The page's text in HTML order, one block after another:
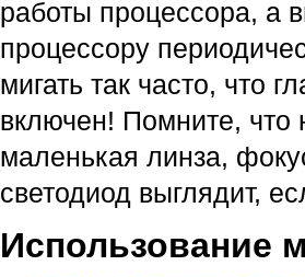
работы процессора, а
процессору
мигать так часто, что
включен! Помните, что
маленькая линза,
светодиод выглядит,
Использование